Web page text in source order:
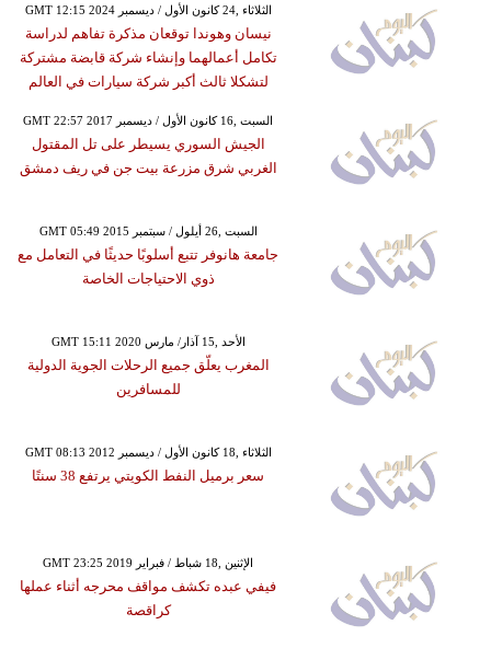
GMT 12:15 2024 الثلاثاء ,24 كانون الأول / ديسمبر
نيسان وهوندا توقعان مذكرة تفاهم لدراسة
تكامل أعمالهما وإنشاء شركة قابضة مشتركة
لتشكلا ثالث أكبر شركة سيارات في العالم
GMT 22:57 2017 السبت ,16 كانون الأول / ديسمبر
الجيش السوري يسيطر على تل المقتول
الغربي شرق مزرعة بيت جن في ريف دمشق
GMT 05:49 2015 السبت ,26 أيلول / سبتمبر
جامعة هانوفر تتبع أسلوبًا حديثًا في التعامل مع
ذوي الاحتياجات الخاصة
GMT 15:11 2020 الأحد ,15 آذار/ مارس
المغرب يعلّق جميع الرحلات الجوية الدولية
للمسافرين
GMT 08:13 2012 الثلاثاء ,18 كانون الأول / ديسمبر
سعر برميل النفط الكويتي يرتفع 38 سنتًا
GMT 23:25 2019 الإثنين ,18 شباط / فبراير
فيفي عبده تكشف مواقف محرجه أثناء عملها
كراقصة